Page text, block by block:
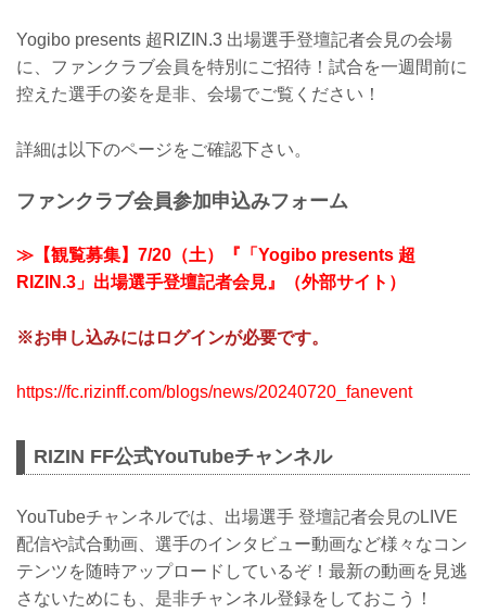
Yogibo presents 超RIZIN.3 出場選手登壇記者会見の会場
に、ファンクラブ会員を特別にご招待！試合を一週間前に
控えた選手の姿を是非、会場でご覧ください！
詳細は以下のページをご確認下さい。
ファンクラブ会員参加申込みフォーム
≫【観覧募集】7/20（土）『「Yogibo presents 超
RIZIN.3」出場選手登壇記者会見』（外部サイト）
※お申し込みにはログインが必要です。
https://fc.rizinff.com/blogs/news/20240720_fanevent
RIZIN FF公式YouTubeチャンネル
YouTubeチャンネルでは、出場選手 登壇記者会見のLIVE
配信や試合動画、選手のインタビュー動画など様々なコン
テンツを随時アップロードしているぞ！最新の動画を見逃
さないためにも、是非チャンネル登録をしておこう！